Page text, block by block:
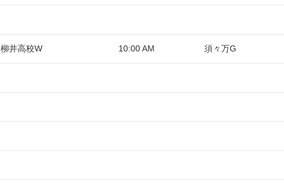
柳井高校W 10:00 AM 須々万G